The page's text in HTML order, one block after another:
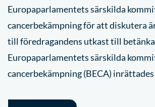
Europaparlamentets särskilda
cancerbekämpning för att diskutera
till föredragandens utkast till
Europaparlamentets särskilda
cancerbekämpning (BECA)